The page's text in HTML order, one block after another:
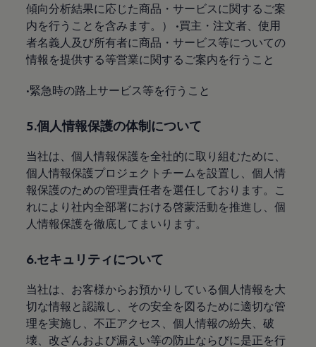
傾向分析結果に応じた商品・サービスに関するご案
内を行うことを含みます。） •買主・注文者、使用
者名義人及び所有者に商品・サービス等についての
情報を提供する等営業に関するご案内を行うこと
•緊急時の路上サービス等を行うこと
5.個人情報保護の体制について
当社は、個人情報保護を全社的に取り組むために、
個人情報保護プロジェクトチームを設置し、個人情
報保護のための管理責任者を選任しております。こ
れにより社内全部署における啓蒙活動を推進し、個
人情報保護を徹底してまいります。
6.セキュリティについて
当社は、お客様からお預かりしている個人情報を大
切な情報と認識し、その安全を図るために適切な管
理を実施し、不正アクセス、個人情報の紛失、破
壊、改ざんおよび漏えい等の防止ならびに是正を行